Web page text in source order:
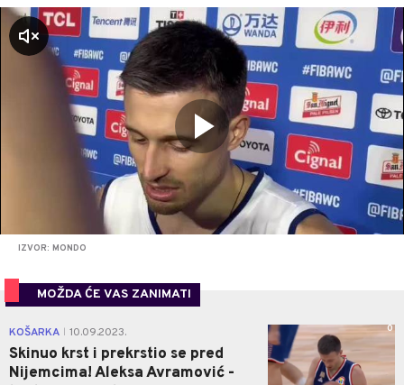
IZVOR: MONDO
MOŽDA ĆE VAS ZANIMATI
KOŠARKA 10.09.2023.
Skinuo krst i prekrstio se pred
Nijemcima! Aleksa Avramović -
0